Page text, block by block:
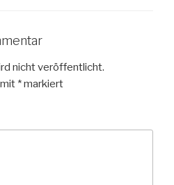
nicht veröffentlicht.
*markiert